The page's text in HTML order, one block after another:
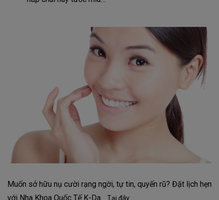
Muốn sở hữu nụ cười rạng ngời, tự tin, quyến rũ? Đặt lịch hẹn
với Nha Khoa Quốc Tế K-Da
Tại đây